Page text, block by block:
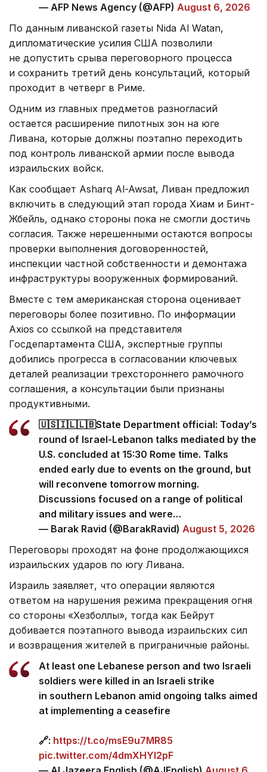
— AFP News Agency (@AFP) August 6, 2026
По данным ливанской газеты Nida Al Watan,
дипломатические усилия США позволили
не допустить срыва переговорного процесса
и сохранить третий день консультаций, который
проходит в четверг в Риме.
Одним из главных предметов разногласий
остается расширение пилотных зон на юге
Ливана, которые должны поэтапно переходить
под контроль ливанской армии после вывода
израильских войск.
Как сообщает Asharq Al-Awsat, Ливан предложил
включить в следующий этап города Хиам и Бинт-
Жбейль, однако стороны пока не смогли достичь
согласия. Также нерешенными остаются вопросы
проверки выполнения договоренностей,
инспекции частной собственности и демонтажа
инфраструктуры вооруженных формирований.
Вместе с тем американская сторона оценивает
переговоры более позитивно. По информации
Axios со ссылкой на представителя
Госдепартамента США, экспертные группы
добились прогресса в согласовании ключевых
деталей реализации трехстороннего рамочного
соглашения, а консультации были признаны
продуктивными.
🇺🇸🇮🇱🇱🇧State Department official: Today’s
round of Israel-Lebanon talks mediated by the
U.S. concluded at 15:30 Rome time. Talks
ended early due to events on the ground, but
will reconvene tomorrow morning.
Discussions focused on a range of political
and military issues and were…
— Barak Ravid (@BarakRavid) August 5, 2026
Переговоры проходят на фоне продолжающихся
израильских ударов по югу Ливана.
Израиль заявляет, что операции являются
ответом на нарушения режима прекращения огня
со стороны «Хезболлы», тогда как Бейрут
добивается поэтапного вывода израильских сил
и возвращения жителей в приграничные районы.
At least one Lebanese person and two Israeli
soldiers were killed in an Israeli strike
in southern Lebanon amid ongoing talks aimed
at implementing a ceasefire
🔗: https://t.co/msE9u7MR85
pic.twitter.com/4dmXHYl2pF